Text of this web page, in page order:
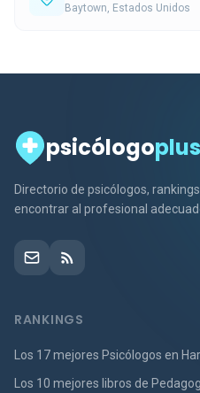
Baytown, Estados Unidos
psicólogoplus
Directorio de psicólogos,
encontrar al profesional
RANKINGS
Los 17 mejores Psicólogos en
Los 10 mejores libros de